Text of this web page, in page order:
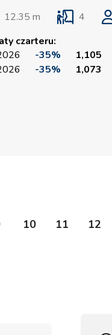
12.35 m 4
czarteru:
-35%
1,105
-35% 1,073
10 11 12